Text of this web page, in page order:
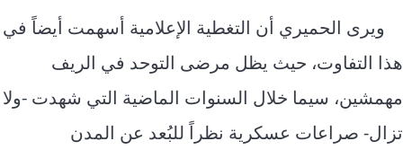
ويرى الحميري أن التغطية الإعلامية أسهمت أيضاً في
هذا التفاوت، حيث يظل مرضى التوحد في الريف
مهمشين، سيما خلال السنوات الماضية التي شهدت -ولا
تزال- صراعات عسكرية نظراً للبُعد عن المدن